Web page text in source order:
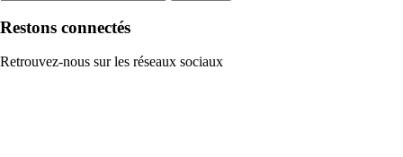
Restons connectés
Retrouvez-nous sur les réseaux sociaux